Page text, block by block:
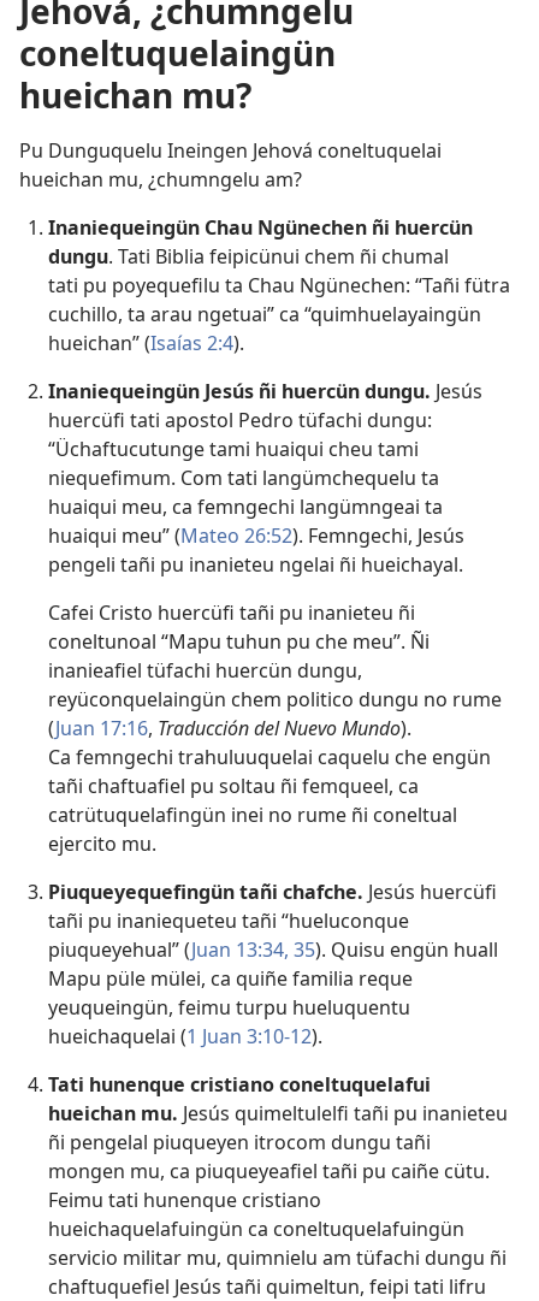
Jehová, ¿chumngelu
coneltuquelaingün
hueichan mu?
Pu Dunguquelu Ineingen Jehová coneltuquelai
hueichan mu, ¿chumngelu am?
Inaniequeingün Chau Ngünechen ñi huercün
dungu. Tati Biblia feipicünui chem ñi chumal
tati pu poyequefilu ta Chau Ngünechen: “Tañi fütra
cuchillo, ta arau ngetuai” ca “quimhuelayaingün
hueichan” (Isaías 2:4).
Inaniequeingün Jesús ñi huercün dungu. Jesús
huercüfi tati apostol Pedro tüfachi dungu:
“Üchaftucutunge tami huaiqui cheu tami
niequefimum. Com tati langümchequelu ta
huaiqui meu, ca femngechi langümngeai ta
huaiqui meu” (Mateo 26:52). Femngechi, Jesús
pengeli tañi pu inanieteu ngelai ñi hueichayal.
Cafei Cristo huercüfi tañi pu inanieteu ñi
coneltunoal “Mapu tuhun pu che meu”. Ñi
inanieafiel tüfachi huercün dungu,
reyüconquelaingün chem politico dungu no rume
(Juan 17:16, Traducción del Nuevo Mundo).
Ca femngechi trahuluuquelai caquelu che engün
tañi chaftuafiel pu soltau ñi femqueel, ca
catrütuquelafingün inei no rume ñi coneltual
ejercito mu.
Piuqueyequefingün tañi chafche. Jesús huercüfi
tañi pu inaniequeteu tañi “hueluconque
piuqueyehual” (Juan 13:34, 35). Quisu engün huall
Mapu püle mülei, ca quiñe familia reque
yeuqueingün, feimu turpu hueluquentu
hueichaquelai (1 Juan 3:10-12).
Tati hunenque cristiano coneltuquelafui
hueichan mu. Jesús quimeltulelfi tañi pu inanieteu
ñi pengelal piuqueyen itrocom dungu tañi
mongen mu, ca piuqueyeafiel tañi pu caiñe cütu.
Feimu tati hunenque cristiano
hueichaquelafuingün ca coneltuquelafuingün
servicio militar mu, quimnielu am tüfachi dungu ñi
chaftuquefiel Jesús tañi quimeltun, feipi tati lifru